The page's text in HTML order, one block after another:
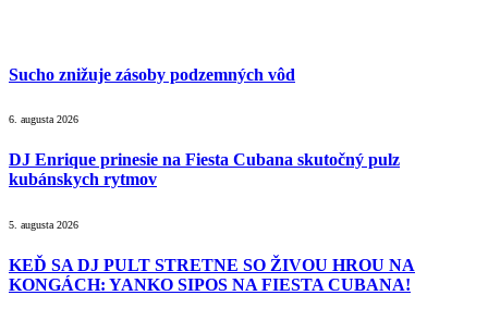
Sucho znižuje zásoby podzemných vôd
6. augusta 2026
DJ Enrique prinesie na Fiesta Cubana skutočný pulz
kubánskych rytmov
5. augusta 2026
KEĎ SA DJ PULT STRETNE SO ŽIVOU HROU NA
KONGÁCH: YANKO SIPOS NA FIESTA CUBANA!